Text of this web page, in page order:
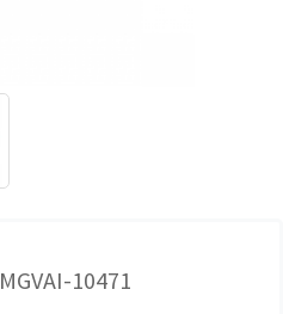
MGVAI-10471